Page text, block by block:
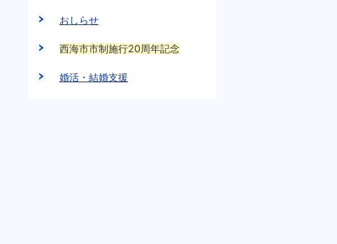
おしらせ
西海市市制施行20周年記念
婚活・結婚支援